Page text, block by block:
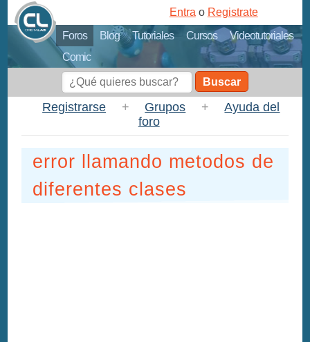
Foros Blog Tutoriales Cursos
Videotutoriales
Comic
Entra o Registrate
Buscar
Registrarse + Grupos +
Ayuda del
foro
error llamando metodos de
diferentes clases